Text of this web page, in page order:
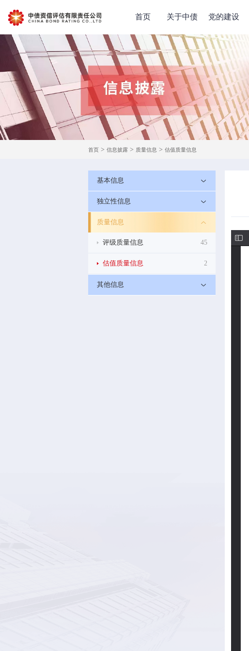
首页 关于中债 党的建设
首页 > 信息披露 > 质量信息 > 估值质量信息
基本信息
独立性信息
质量信息
评级质量信息 45
估值质量信息 2
其他信息